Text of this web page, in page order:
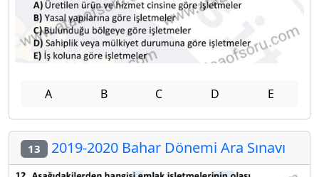
A B C D E
13 2019-2020 Bahar Dönemi Ara Sınavı